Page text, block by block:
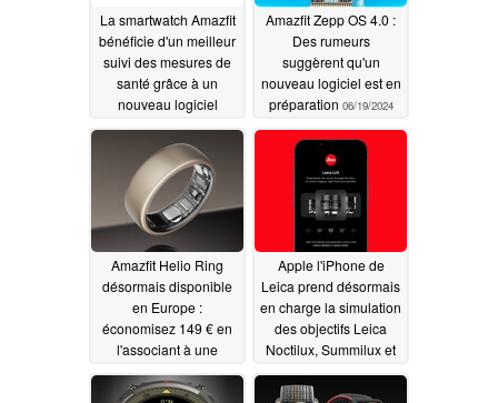
La smartwatch Amazfit
bénéficie d'un meilleur
suivi des mesures de
santé grâce à un
nouveau logiciel
07/05/2024
Amazfit Zepp OS 4.0 :
Des rumeurs
suggèrent qu'un
nouveau logiciel est en
préparation 06/19/2024
Amazfit Helio Ring
désormais disponible
en Europe :
économisez 149 € en
l'associant à une
smartwatch06/17/2024
Apple l'iPhone de
Leica prend désormais
en charge la simulation
des objectifs Leica
Noctilux, Summilux et
Co. grâce à la nouvelle
application Leica Lux